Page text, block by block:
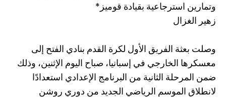
وتمارين استرجاعية بقيادة قوميز*
زهير الغزال
وصلت بعثة الفريق الأول لكرة القدم بنادي الفتح إلى
معسكرها الخارجي في إسبانيا، صباح اليوم الإثنين، وذلك
ضمن المرحلة الثانية من البرنامج الإعدادي استعدادًا
لانطلاق الموسم الرياضي الجديد من دوري روشن